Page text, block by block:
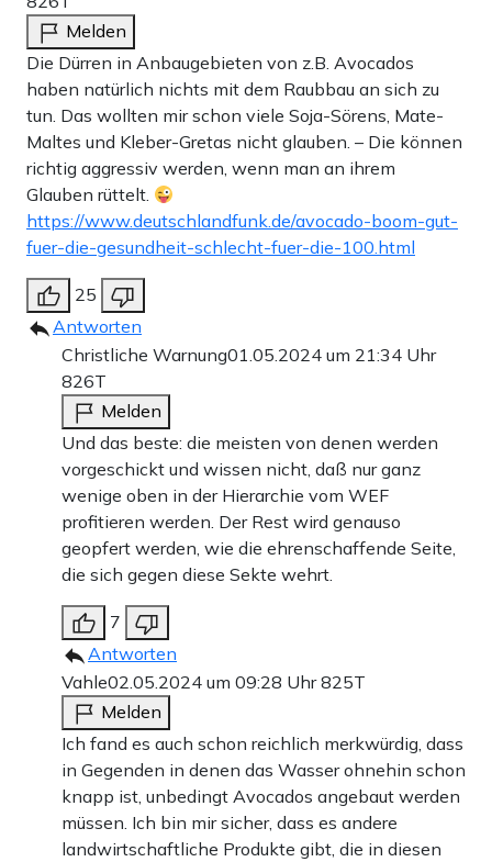
Melden
Die Dürren in Anbaugebieten von z.B. Avocados
haben natürlich nichts mit dem Raubbau an sich zu
tun. Das wollten mir schon viele Soja-Sörens, Mate-
Maltes und Kleber-Gretas nicht glauben. – Die können
richtig aggressiv werden, wenn man an ihrem
Glauben rüttelt.
https://www.deutschlandfunk.de/avocado-boom-gut-
fuer-die-gesundheit-schlecht-fuer-die-100.html
25
Antworten
Christliche Warnung01.05.2024 um 21:34 Uhr
826T
Melden
Und das beste: die meisten von denen werden
vorgeschickt und wissen nicht, daß nur ganz
wenige oben in der Hierarchie vom WEF
profitieren werden. Der Rest wird genauso
geopfert werden, wie die ehrenschaffende Seite,
die sich gegen diese Sekte wehrt.
7
Antworten
Vahle02.05.2024 um 09:28 Uhr825T
Melden
Ich fand es auch schon reichlich merkwürdig, dass
in Gegenden in denen das Wasser ohnehin schon
knapp ist, unbedingt Avocados angebaut werden
müssen. Ich bin mir sicher, dass es andere
landwirtschaftliche Produkte gibt, die in diesen